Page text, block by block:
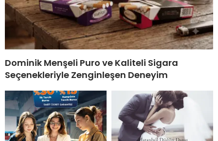
Dominik Menşeli Puro ve Kaliteli Sigara
Seçenekleriyle Zenginleşen Deneyim